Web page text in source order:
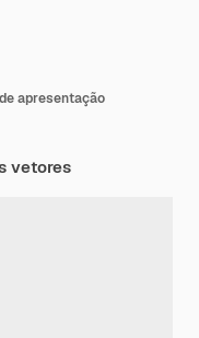
apresentação
vetores